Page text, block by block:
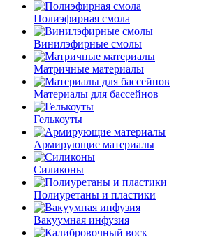
Полиэфирная смола
Винилэфирные смолы
Матричные материалы
Материалы для бассейнов
Гелькоуты
Армирующие материалы
Силиконы
Полиуретаны и пластики
Вакуумная инфузия